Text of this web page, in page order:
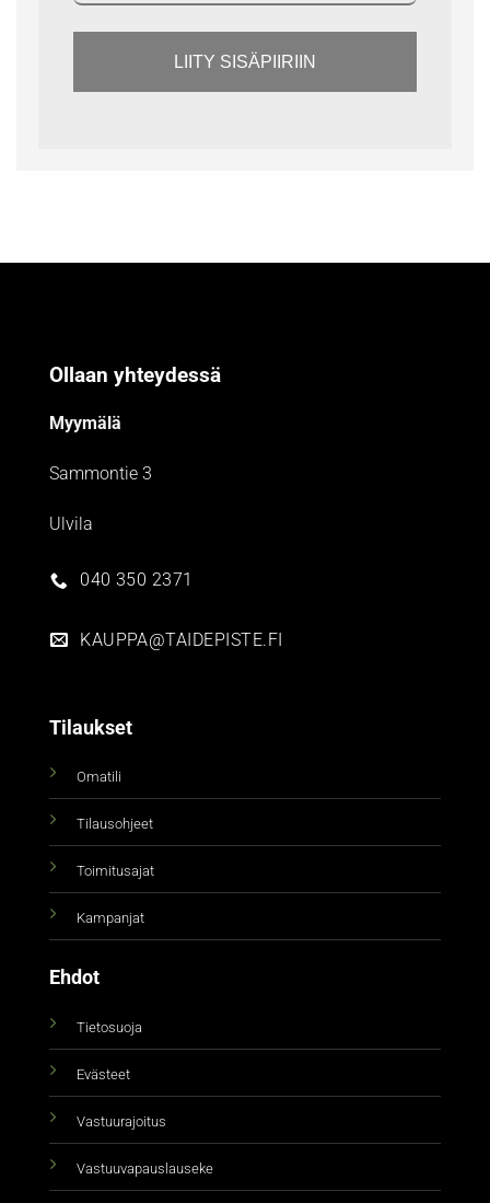
LIITY SISÄPIIRIIN
Ollaan yhteydessä
Myymälä
Sammontie 3
Ulvila
040 350 2371
KAUPPA@TAIDEPISTE.FI
Tilaukset
Omatili
Tilausohjeet
Toimitusajat
Kampanjat
Ehdot
Tietosuoja
Evästeet
Vastuurajoitus
Vastuuvapauslauseke